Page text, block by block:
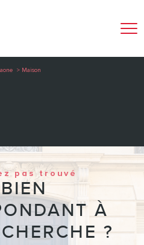
Maison
pas trouvé
À
?